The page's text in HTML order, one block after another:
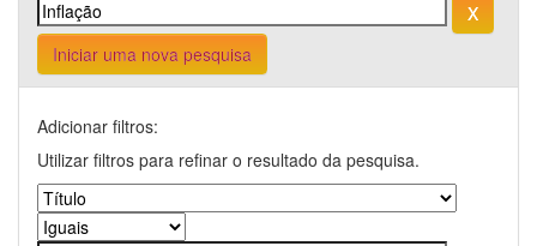
Iniciar uma nova pesquisa
Adicionar filtros:
Utilizar filtros para refinar o resultado da pesquisa.